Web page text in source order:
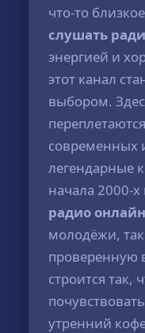
что-то
слушать
энергией и
этот канал
выбором.
современных
легендарные
начала 2000-
радио онлайн
молодёжи,
проверенную
строится
утренний